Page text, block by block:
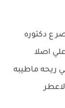
ع دكتوره
اصلا
ريحه ماطيبه